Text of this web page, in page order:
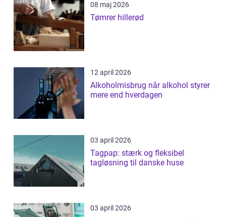
08 maj 2026
Tømrer hillerød
12 april 2026
Alkoholmisbrug når alkohol styrer
mere end hverdagen
03 april 2026
Tagpap: stærk og fleksibel
tagløsning til danske huse
03 april 2026